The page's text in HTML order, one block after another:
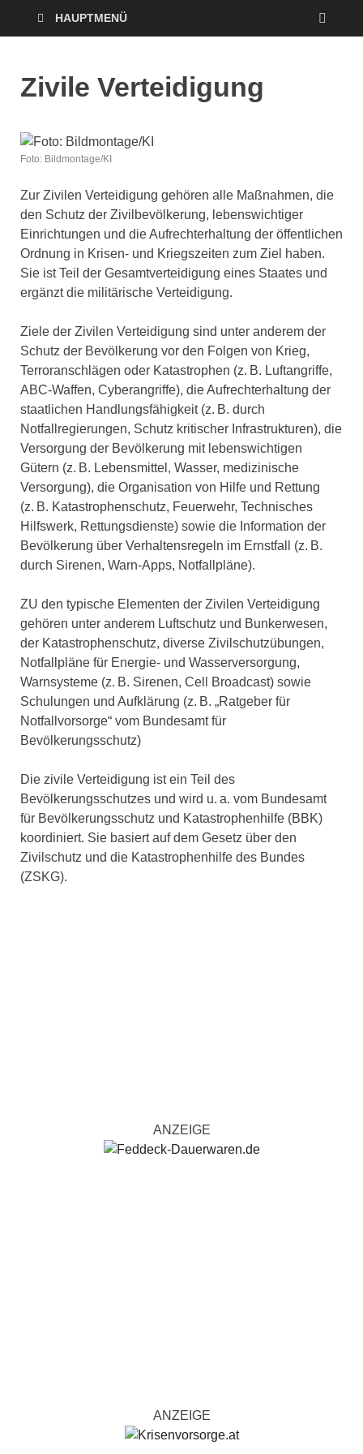
HAUPTMENÜ
Zivile Verteidigung
Foto: Bildmontage/KI
Zur Zivilen Verteidigung gehören alle Maßnahmen, die
den Schutz der Zivilbevölkerung, lebenswichtiger
Einrichtungen und die Aufrechterhaltung der öffentlichen
Ordnung in Krisen- und Kriegszeiten zum Ziel haben.
Sie ist Teil der Gesamtverteidigung eines Staates und
ergänzt die militärische Verteidigung.
Ziele der Zivilen Verteidigung sind unter anderem der
Schutz der Bevölkerung vor den Folgen von Krieg,
Terroranschlägen oder Katastrophen (z. B. Luftangriffe,
ABC-Waffen, Cyberangriffe), die Aufrechterhaltung der
staatlichen Handlungsfähigkeit (z. B. durch
Notfallregierungen, Schutz kritischer Infrastrukturen), die
Versorgung der Bevölkerung mit lebenswichtigen
Gütern (z. B. Lebensmittel, Wasser, medizinische
Versorgung), die Organisation von Hilfe und Rettung
(z. B. Katastrophenschutz, Feuerwehr, Technisches
Hilfswerk, Rettungsdienste) sowie die Information der
Bevölkerung über Verhaltensregeln im Ernstfall (z. B.
durch Sirenen, Warn-Apps, Notfallpläne).
ZU den typische Elementen der Zivilen Verteidigung
gehören unter anderem Luftschutz und Bunkerwesen,
der Katastrophenschutz, diverse Zivilschutzübungen,
Notfallpläne für Energie- und Wasserversorgung,
Warnsysteme (z. B. Sirenen, Cell Broadcast) sowie
Schulungen und Aufklärung (z. B. „Ratgeber für
Notfallvorsorge“ vom Bundesamt für
Bevölkerungsschutz)
Die zivile Verteidigung ist ein Teil des
Bevölkerungsschutzes und wird u. a. vom Bundesamt
für Bevölkerungsschutz und Katastrophenhilfe (BBK)
koordiniert. Sie basiert auf dem Gesetz über den
Zivilschutz und die Katastrophenhilfe des Bundes
(ZSKG).
ANZEIGE
ANZEIGE